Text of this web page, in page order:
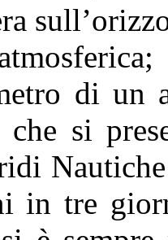
di un
si
in tre